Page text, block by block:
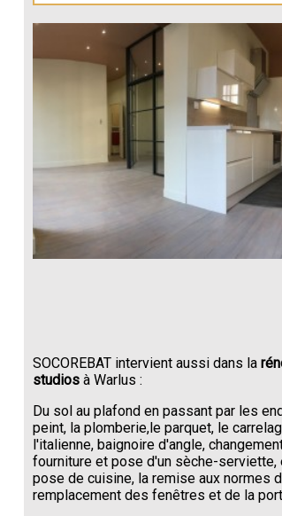
SOCOREBAT intervient aussi dans la
studiosà Warlus :
Du sol au plafond en passant par les
peint, la plomberie,le parquet, le
l'italienne, baignoire d'angle,
fourniture et pose d'un sèche-serviette,
pose de cuisine, la remise aux normes
remplacement des fenêtres et de la